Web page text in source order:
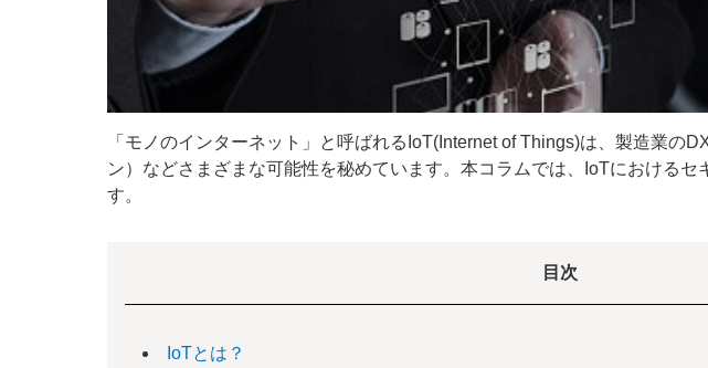
「モノのインターネット」と呼ばれるIoT(Internet of Things)は、製造業の
ン）などさまざまな可能性を秘めています。本コラムでは、IoTにおけるセ
す。
IoTとは？